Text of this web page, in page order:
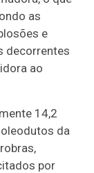
as
e
decorrentes
ao
14,2
da
por